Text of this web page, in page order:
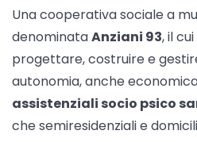
Una cooperativa sociale a
denominataAnziani 93, il
progettare, costruire e
autonomia, anche
assistenziali socio psico
che semiresidenziali e